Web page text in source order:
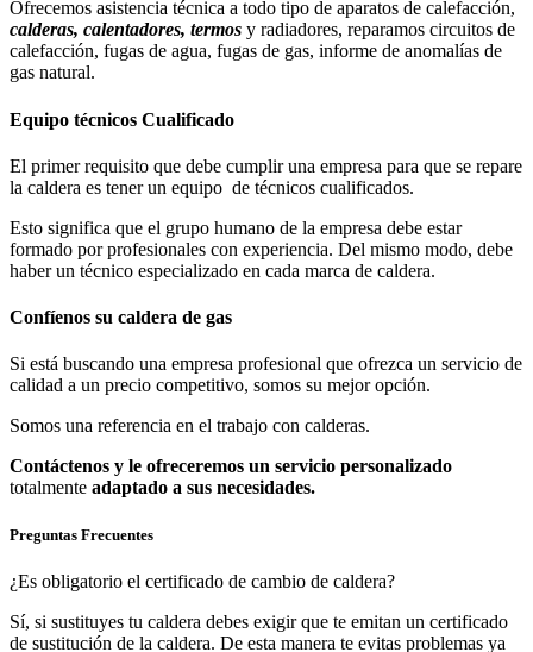
Ofrecemos asistencia técnica a todo tipo de aparatos de calefacción,
calderas, calentadores, termos y radiadores, reparamos circuitos de
calefacción, fugas de agua, fugas de gas, informe de anomalías de
gas natural.
Equipo técnicos Cualificado
El primer requisito que debe cumplir una empresa para que se repare
la caldera es tener un equipo de técnicos cualificados.
Esto significa que el grupo humano de la empresa debe estar
formado por profesionales con experiencia. Del mismo modo, debe
haber un técnico especializado en cada marca de caldera.
Confíenos su caldera de gas
Si está buscando una empresa profesional que ofrezca un servicio de
calidad a un precio competitivo, somos su mejor opción.
Somos una referencia en el trabajo con calderas.
Contáctenos y le ofreceremos un servicio personalizado
totalmente adaptado a sus necesidades.
Preguntas Frecuentes
¿Es obligatorio el certificado de cambio de caldera?
Sí, si sustituyes tu caldera debes exigir que te emitan un certificado
de sustitución de la caldera. De esta manera te evitas problemas ya